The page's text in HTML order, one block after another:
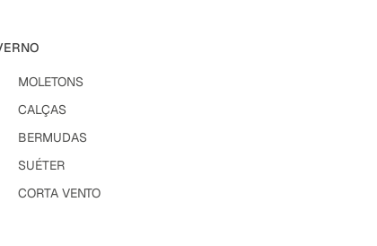
MOLETONS
CALÇAS
BERMUDAS
SUÉTER
CORTA VENTO